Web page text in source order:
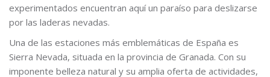
experimentados encuentran aquí un paraíso para deslizarse
por las laderas nevadas.
Una de las estaciones más emblemáticas de España es
Sierra Nevada, situada en la provincia de Granada. Con su
imponente belleza natural y su amplia oferta de actividades,